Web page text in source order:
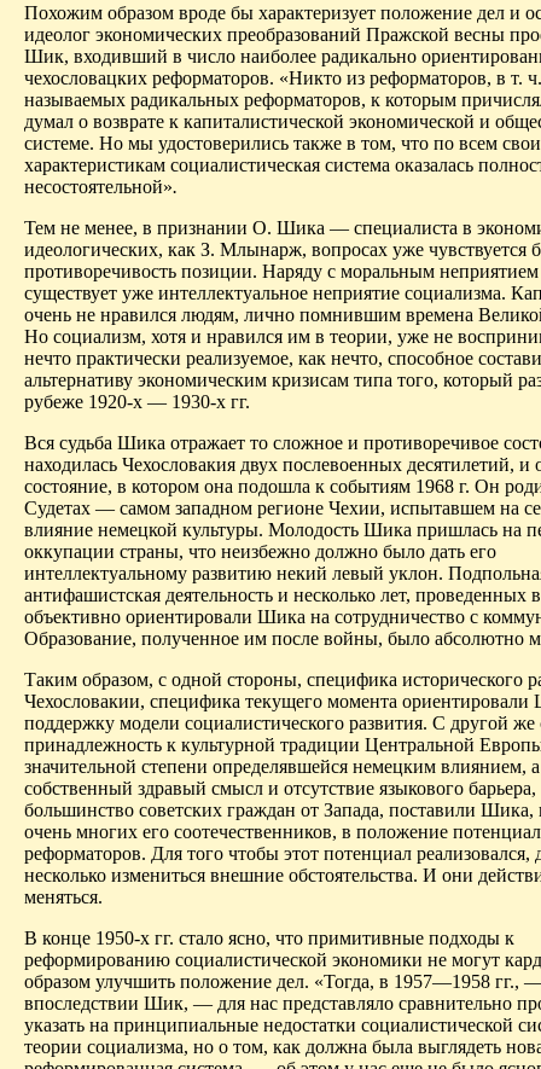
Похожим образом вроде бы характеризует положение дел и
идеолог экономических преобразований Пражской весны
Шик, входивший в число наиболее радикально
чехословацких реформаторов. «Никто из реформаторов, в т.
называемых радикальных реформаторов, к которым
думал о возврате к капиталистической экономической и
системе. Но мы удостоверились также в том, что по всем
характеристикам социалистическая система оказалась
несостоятельной».
Тем не менее, в признании О. Шика — специалиста в
идеологических, как З. Млынарж, вопросах уже чувствуется
противоречивость позиции. Наряду с моральным
существует уже интеллектуальное неприятие социализма.
очень не нравился людям, лично помнившим времена
Но социализм, хотя и нравился им в теории, уже не
нечто практически реализуемое, как нечто, способное
альтернативу экономическим кризисам типа того, который
рубеже 1920-х — 1930-х гг.
Вся судьба Шика отражает то сложное и противоречивое
находилась Чехословакия двух послевоенных десятилетий, и
состояние, в котором она подошла к событиям 1968 г. Он
Судетах — самом западном регионе Чехии, испытавшем на
влияние немецкой культуры. Молодость Шика пришлась на
оккупации страны, что неизбежно должно было дать его
интеллектуальному развитию некий левый уклон.
антифашистская деятельность и несколько лет, проведенных
объективно ориентировали Шика на сотрудничество с
Образование, полученное им после войны, было абсолютно
Таким образом, с одной стороны, специфика исторического
Чехословакии, специфика текущего момента
поддержку модели социалистического развития. С другой
принадлежность к культурной традиции Центральной
значительной степени определявшейся немецким влиянием,
собственный здравый смысл и отсутствие языкового
большинство советских граждан от Запада, поставили Шика,
очень многих его соотечественников, в положение
реформаторов. Для того чтобы этот потенциал
несколько измениться внешние обстоятельства. И они
меняться.
В конце 1950-х гг. стало ясно, что примитивные подходы к
реформированию социалистической экономики не могут
образом улучшить положение дел. «Тогда, в 1957—1958 гг.,
впоследствии Шик, — для нас представляло сравнительно
указать на принципиальные недостатки социалистической
теории социализма, но о том, как должна была выглядеть